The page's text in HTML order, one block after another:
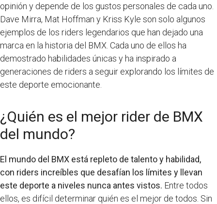
opinión y depende de los gustos personales de cada uno.
Dave Mirra, Mat Hoffman y Kriss Kyle son solo algunos
ejemplos de los riders legendarios que han dejado una
marca en la historia del BMX. Cada uno de ellos ha
demostrado habilidades únicas y ha inspirado a
generaciones de riders a seguir explorando los límites de
este deporte emocionante.
¿Quién es el mejor rider de BMX
del mundo?
El mundo del BMX está repleto de talento y habilidad,
con riders increíbles que desafían los límites y llevan
este deporte a niveles nunca antes vistos. Entre todos
ellos, es difícil determinar quién es el mejor de todos. Sin